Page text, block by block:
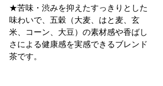
★苦味・渋みを抑えたすっきりとした
味わいで、五穀（大麦、はと麦、玄
米、コーン、大豆）の素材感や香ばし
さによる健康感を実感できるブレンド
茶です。